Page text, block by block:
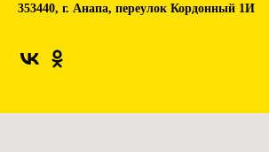
353440, г. Анапа, переулок Кордонный 1И